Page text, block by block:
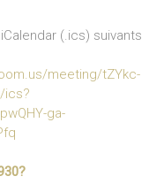
(.ics) suivants
meeting/tZYkc-
ics?
ga-